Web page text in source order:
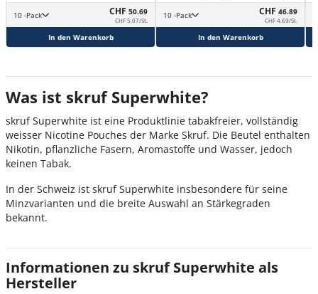
10 -Pack CHF 50.69
CHF 5.07/St.
In den Warenkorb
10 -Pack CHF 46.89
CHF 4.69/St.
In den Warenkorb
Was ist skruf Superwhite?
skruf Superwhite ist eine Produktlinie tabakfreier, vollständig
weisser Nicotine Pouches der Marke Skruf. Die Beutel enthalten
Nikotin, pflanzliche Fasern, Aromastoffe und Wasser, jedoch
keinen Tabak.
In der Schweiz ist skruf Superwhite insbesondere für seine
Minzvarianten und die breite Auswahl an Stärkegraden
bekannt.
Informationen zu skruf Superwhite als
Hersteller